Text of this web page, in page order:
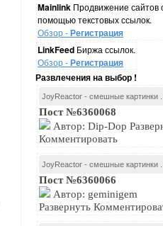
Mainlink Продвижение сайтов
помощью текстовых ссылок.
Обзор -Регистрация
LinkFeed Биржа ссылок.
Обзор -Регистрация
Развлечения на выбор !
JoyReactor - смешные картинки ...
Пост №6360068
Автор: Dip-Dop
Комментировать
JoyReactor - смешные картинки ...
Пост №6360066
Автор: geminigem
Развернуть